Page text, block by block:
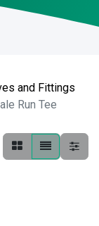
and Fittings
Run Tee